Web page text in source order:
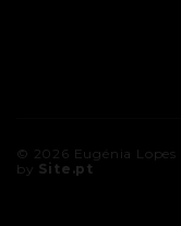
© 2026 Eugénia Lopes
by Site.pt